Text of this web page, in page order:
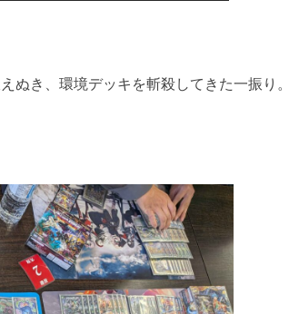
ぬき、環境デッキを斬殺してきた一振り。